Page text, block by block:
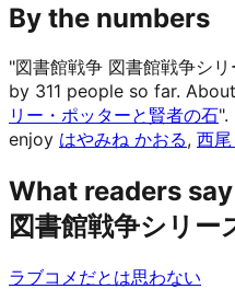
By the numbers
"図書館戦争 図書館戦争シ
by 311 people so far.
リー・ポッターと賢者の石".
enjoy はやみね かおる, 西
What readers
図書館戦争シリー
ラブコメだとは思わない